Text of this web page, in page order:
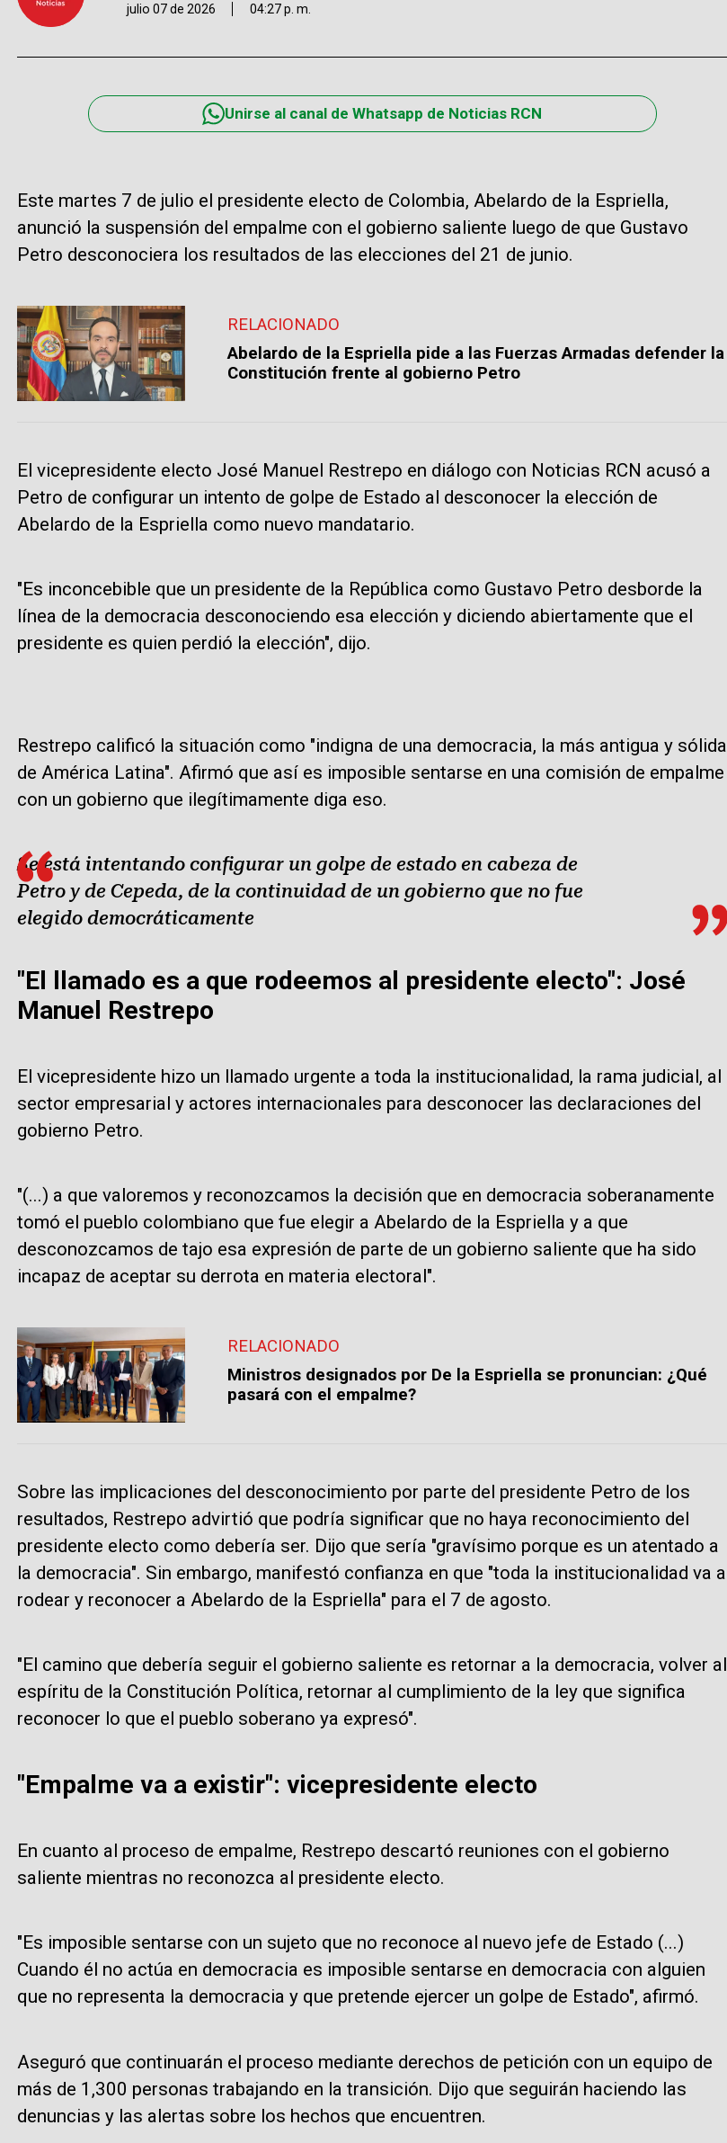
julio 07 de 2026 04:27 p. m.
Unirse al canal de Whatsapp de Noticias RCN
Este martes 7 de julio el presidente electo de Colombia, Abelardo de la Espriella,
anunció la suspensión del empalme con el gobierno saliente luego de que Gustavo
Petro desconociera los resultados de las elecciones del 21 de junio.
RELACIONADO
Abelardo de la Espriella pide a las Fuerzas Armadas defender la
Constitución frente al gobierno Petro
El vicepresidente electo José Manuel Restrepo en diálogo con Noticias RCN acusó a
Petro de configurar un intento de golpe de Estado al desconocer la elección de
Abelardo de la Espriella como nuevo mandatario.
"Es inconcebible que un presidente de la República como Gustavo Petro desborde la
línea de la democracia desconociendo esa elección y diciendo abiertamente que el
presidente es quien perdió la elección", dijo.
Restrepo calificó la situación como "indigna de una democracia, la más antigua y sólida
de América Latina". Afirmó que así es imposible sentarse en una comisión de empalme
con un gobierno que ilegítimamente diga eso.
Se está intentando configurar un golpe de estado en cabeza de
Petro y de Cepeda, de la continuidad de un gobierno que no fue
elegido democráticamente
"El llamado es a que rodeemos al presidente electo": José
Manuel Restrepo
El vicepresidente hizo un llamado urgente a toda la institucionalidad, la rama judicial, al
sector empresarial y actores internacionales para desconocer las declaraciones del
gobierno Petro.
"(...) a que valoremos y reconozcamos la decisión que en democracia soberanamente
tomó el pueblo colombiano que fue elegir a Abelardo de la Espriella y a que
desconozcamos de tajo esa expresión de parte de un gobierno saliente que ha sido
incapaz de aceptar su derrota en materia electoral".
RELACIONADO
Ministros designados por De la Espriella se pronuncian: ¿Qué
pasará con el empalme?
Sobre las implicaciones del desconocimiento por parte del presidente Petro de los
resultados, Restrepo advirtió que podría significar que no haya reconocimiento del
presidente electo como debería ser. Dijo que sería "gravísimo porque es un atentado a
la democracia". Sin embargo, manifestó confianza en que "toda la institucionalidad va a
rodear y reconocer a Abelardo de la Espriella" para el 7 de agosto.
"El camino que debería seguir el gobierno saliente es retornar a la democracia, volver al
espíritu de la Constitución Política, retornar al cumplimiento de la ley que significa
reconocer lo que el pueblo soberano ya expresó".
"Empalme va a existir": vicepresidente electo
En cuanto al proceso de empalme, Restrepo descartó reuniones con el gobierno
saliente mientras no reconozca al presidente electo.
"Es imposible sentarse con un sujeto que no reconoce al nuevo jefe de Estado (...)
Cuando él no actúa en democracia es imposible sentarse en democracia con alguien
que no representa la democracia y que pretende ejercer un golpe de Estado", afirmó.
Aseguró que continuarán el proceso mediante derechos de petición con un equipo de
más de 1,300 personas trabajando en la transición. Dijo que seguirán haciendo las
denuncias y las alertas sobre los hechos que encuentren.